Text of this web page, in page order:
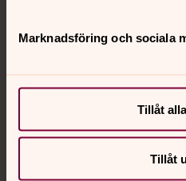
Marknadsföring och sociala
Tillåt
Tillåt
Hitta snabbt
Sociala kanaler